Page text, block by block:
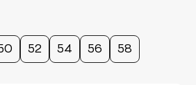
52 54 56 58